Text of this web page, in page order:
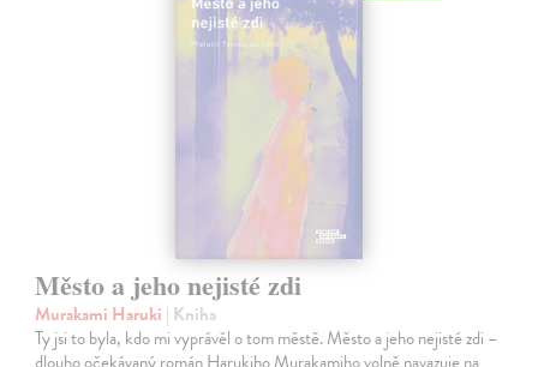
Město a jeho nejisté zdi
Murakami Haruki | Kniha
Ty jsi to byla, kdo mi vyprávěl o tom městě. Město a jeho nejisté zdi –